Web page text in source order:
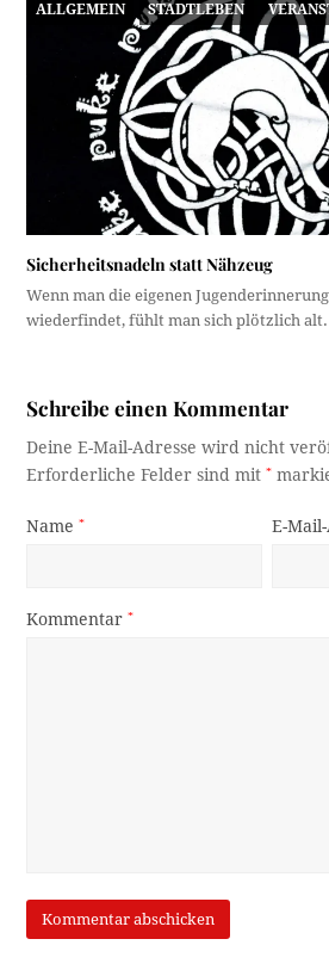
ALLGEMEIN STADTLEBEN
Sicherheitsnadeln statt Nähzeug
Wenn man die eigenen
wiederfindet, fühlt man sich plötzlich
Schreibe einen Kommentar
Deine E-Mail-Adresse wird nicht
Erforderliche Felder sind mit*
Name* E-
Kommentar*